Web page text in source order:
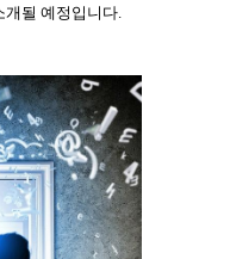
될 예정입니다.